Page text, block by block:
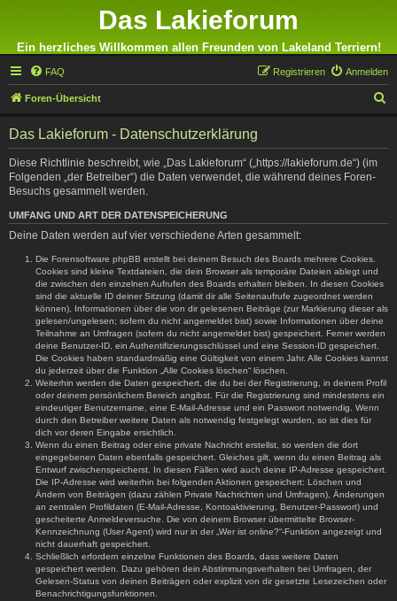
Das Lakieforum
Ein herzliches Willkommen allen Freunden von Lakeland Terriern!
FAQ Anmelden
Registrieren
Foren-Übersicht
Das Lakieforum - Datenschutzerklärung
Diese Richtlinie beschreibt, wie „Das Lakieforum“ („https://lakieforum.de“) (im
Folgenden „der Betreiber“) die Daten verwendet, die während deines Foren-
Besuchs gesammelt werden.
UMFANG UND ART DER DATENSPEICHERUNG
Deine Daten werden auf vier verschiedene Arten gesammelt:
Die Forensoftware phpBB erstellt bei deinem Besuch des Boards mehrere Cookies.
Cookies sind kleine Textdateien, die dein Browser als temporäre Dateien ablegt und
die zwischen den einzelnen Aufrufen des Boards erhalten bleiben. In diesen Cookies
sind die aktuelle ID deiner Sitzung (damit dir alle Seitenaufrufe zugeordnet werden
können), Informationen über die von dir gelesenen Beiträge (zur Markierung dieser als
gelesen/ungelesen; sofern du nicht angemeldet bist) sowie Informationen über deine
Teilnahme an Umfragen (sofern du nicht angemeldet bist) gespeichert. Ferner werden
deine Benutzer-ID, ein Authentifizierungsschlüssel und eine Session-ID gespeichert.
Die Cookies haben standardmäßig eine Gültigkeit von einem Jahr. Alle Cookies kannst
du jederzeit über die Funktion „Alle Cookies löschen“ löschen.
Weiterhin werden die Daten gespeichert, die du bei der Registrierung, in deinem Profil
oder deinem persönlichem Bereich angibst. Für die Registrierung sind mindestens ein
eindeutiger Benutzername, eine E-Mail-Adresse und ein Passwort notwendig. Wenn
durch den Betreiber weitere Daten als notwendig festgelegt wurden, so ist dies für
dich vor deren Eingabe ersichtlich.
Wenn du einen Beitrag oder eine private Nachricht erstellst, so werden die dort
eingegebenen Daten ebenfalls gespeichert. Gleiches gilt, wenn du einen Beitrag als
Entwurf zwischenspeicherst. In diesen Fällen wird auch deine IP-Adresse gespeichert.
Die IP-Adresse wird weiterhin bei folgenden Aktionen gespeichert: Löschen und
Ändern von Beiträgen (dazu zählen Private Nachrichten und Umfragen), Änderungen
an zentralen Profildaten (E-Mail-Adresse, Kontoaktivierung, Benutzer-Passwort) und
gescheiterte Anmeldeversuche. Die von deinem Browser übermittelte Browser-
Kennzeichnung (User Agent) wird nur in der „Wer ist online?“-Funktion angezeigt und
nicht dauerhaft gespeichert.
Schließlich erfordern einzelne Funktionen des Boards, dass weitere Daten
gespeichert werden. Dazu gehören dein Abstimmungsverhalten bei Umfragen, der
Gelesen-Status von deinen Beiträgen oder explizit von dir gesetzte Lesezeichen oder
Benachrichtigungsfunktionen.